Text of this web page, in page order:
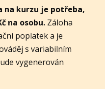
na kurzu je potřeba,
na osobu. Záloha
poplatek a je
s variabilním
vygenerován